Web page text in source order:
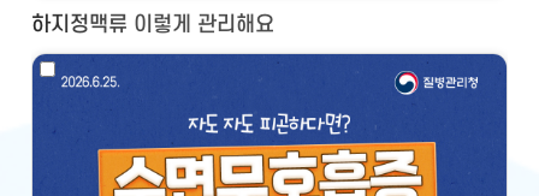
하지정맥류 이렇게 관리해요